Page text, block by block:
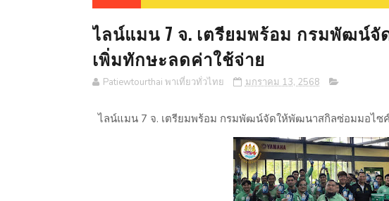
ไลน์แมน 7 จ. เตรียมพร้อม กรมพัฒน์
เพิ่มทักษะลดค่าใช้จ่าย
Patiewtourthai พาเที่ยวทั่วไทย มกราคม 13, 2568
ไลน์แมน 7 จ. เตรียมพร้อม กรมพัฒน์จัดให้พัฒนาสกิลซ่อมมอไซ